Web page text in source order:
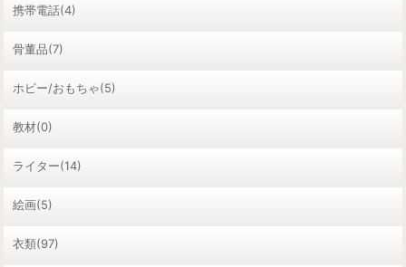
携帯電話(4)
骨董品(7)
ホビー/おもちゃ(5)
教材(0)
ライター(14)
絵画(5)
衣類(97)